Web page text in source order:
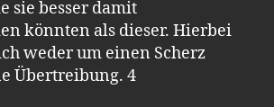
sie besser damit
könnten als dieser. Hierbei
weder um einen Scherz
Übertreibung. 4